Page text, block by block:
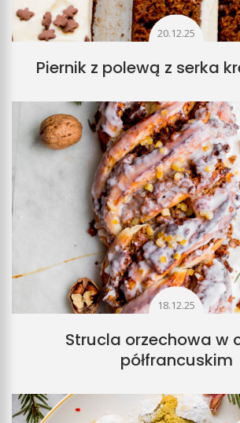
20.12.25
Piernik z polewą z serka
18.12.25
Strucla orzechowa w
półfrancuskim